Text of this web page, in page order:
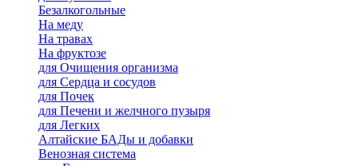
Безалкогольные
На меду
На травах
На фруктозе
для Очищения организма
для Сердца и сосудов
для Почек
для Печени и желчного пузыря
для Легких
Алтайские БАДы и добавки
Венозная система